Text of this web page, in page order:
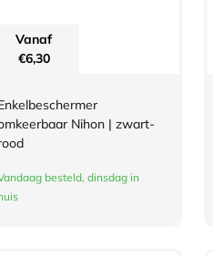
Vanaf
€6,30
Nihon | zwart-
besteld, dinsdag in